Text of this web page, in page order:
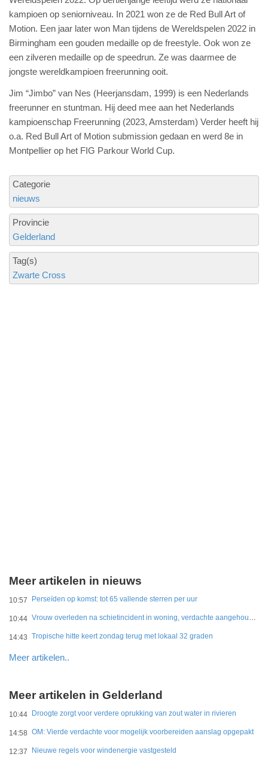
kampioen op seniorniveau. In 2021 won ze de Red Bull Art of
Motion. Een jaar later won Man tijdens de Wereldspelen 2022 in
Birmingham een gouden medaille op de freestyle. Ook won ze
een zilveren medaille op de speedrun. Ze was daarmee de
jongste wereldkampioen freerunning ooit.
Jim “Jimbo” van Nes (Heerjansdam, 1999) is een Nederlands
freerunner en stuntman. Hij deed mee aan het Nederlands
kampioenschap Freerunning (2023, Amsterdam) Verder heeft hij
o.a. Red Bull Art of Motion submission gedaan en werd 8e in
Montpellier op het FIG Parkour World Cup.
Categorie
nieuws
Provincie
Gelderland
Tag(s)
Zwarte Cross
Meer artikelen in nieuws
10:57 Perseïden op komst: tot 65 vallende sterren per uur
10:44 Vrouw overleden na schietincident in woning, verdachte aangehouden
14:43 Tropische hitte keert zondag terug met lokaal 32 graden
Meer artikelen..
Meer artikelen in Gelderland
10:44 Droogte zorgt voor verdere oprukking van zout water in rivieren
14:58 OM: Vierde verdachte voor mogelijk voorbereiden aanslag opgepakt
12:37 Nieuwe regels voor windenergie vastgesteld